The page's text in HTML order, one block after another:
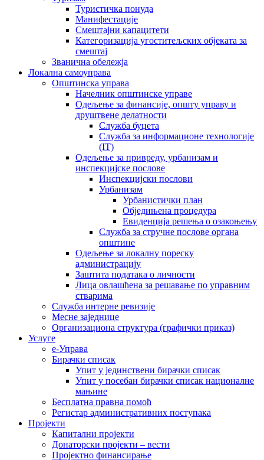
Туристичка понуда
Манифестације
Смештајни капацитети
Категоризација угоститељских објеката за
смештај
Званична обележја
Локална самоуправа
Општинска управа
Начелник општинске управе
Одељење за финансије, општу управу и
друштвене делатности
Служба буџета
Служба за информационе технологије
(IT)
Одељење за привреду, урбанизам и
инспекцијске послове
Инспекцијски послови
Урбанизам
Урбанистички план
Обједињена процедура
Евиденција решења о озакоњењу
Служба за стручне послове органа
општине
Одељење за локалну пореску
администрацију
Заштита података о личности
Лица овлашћена за решавање по управним
стварима
Служба интерне ревизије
Месне заједнице
Организациона структура (графички приказ)
Услуге
е-Управа
Бирачки списак
Упит у јединствени бирачки списак
Упит у посебан бирачки списак националне
мањине
Бесплатна правна помоћ
Регистар административних поступака
Пројекти
Капитални пројекти
Донаторски пројекти – вести
Пројектно финансирање